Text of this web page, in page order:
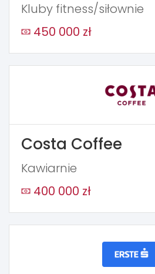
Kluby fitness/siłownie
450 000 zł
Costa Coffee
Kawiarnie
400 000 zł